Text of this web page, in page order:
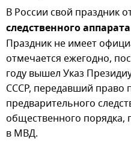
В России свой праздник
следственного
Праздник не имеет
отмечается ежегодно,
году вышел Указ
СССР, передавший право
предварительного
общественного
в МВД.